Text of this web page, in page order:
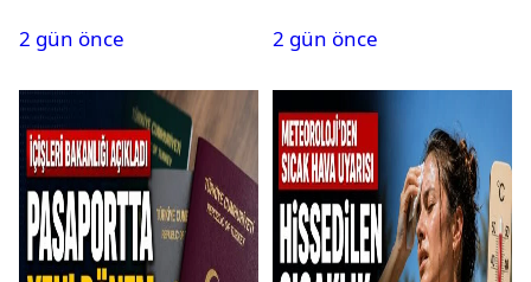
2 gün önce
alındı
2 gün önce